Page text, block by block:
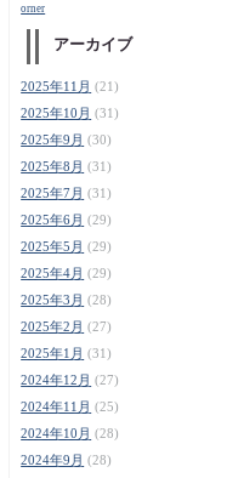
orner
アーカイブ
2025年11月 (21)
2025年10月 (31)
2025年9月 (30)
2025年8月 (31)
2025年7月 (31)
2025年6月 (29)
2025年5月 (29)
2025年4月 (29)
2025年3月 (28)
2025年2月 (27)
2025年1月 (31)
2024年12月 (27)
2024年11月 (25)
2024年10月 (28)
2024年9月 (28)